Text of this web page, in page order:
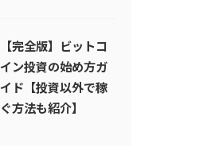
【完全版】ビットコ
イン投資の始め方ガ
イド【投資以外で稼
ぐ方法も紹介】